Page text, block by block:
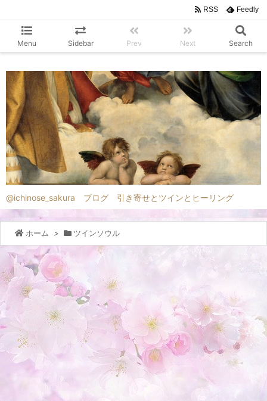
Menu Sidebar Prev Next Search
RSS Feedly
@ichinose_sakura ブログ 引き寄せとツインとヒーリング
ホーム > ツインソウル